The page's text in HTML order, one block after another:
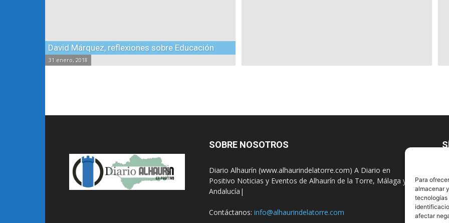
Para
almacenar
tecnologías
afectar
David Márquez, reflexiones sobre Educación
31 enero, 2018
SOBRE NOSOTROS
Diario Alhaurín (www.alhaurindelatorre.com) A Diario en
Positivo Noticias y Eventos de Alhaurín de la Torre, Málaga y
Andalucía|
Contáctanos: info@alhaurindelatorre.com